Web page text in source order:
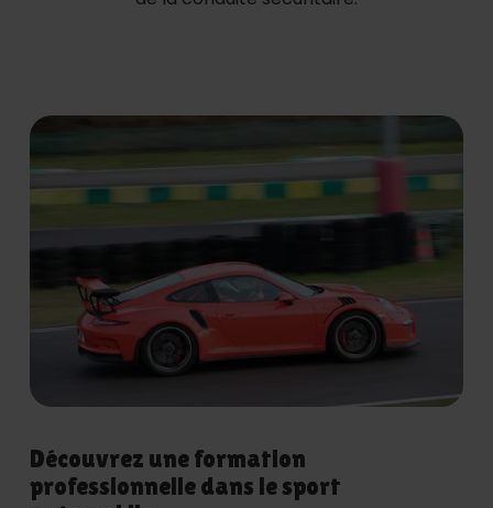
Découvrez une formation
professionnelle dans le sport